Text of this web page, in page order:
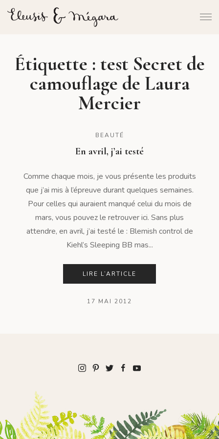
Étiquette : test Secret de
camouflage de Laura
Mercier
BEAUTÉ
En avril, j’ai testé
Comme chaque mois, je vous présente les produits
que j’ai mis à l’épreuve durant quelques semaines.
Pour celles qui auraient manqué celui du mois de
mars, vous pouvez le retrouver ici. Sans plus
attendre, en avril, j’ai testé le : Blemish control de
Kiehl’s Sleeping BB mas...
LIRE L’ARTICLE
17 MAI 2012